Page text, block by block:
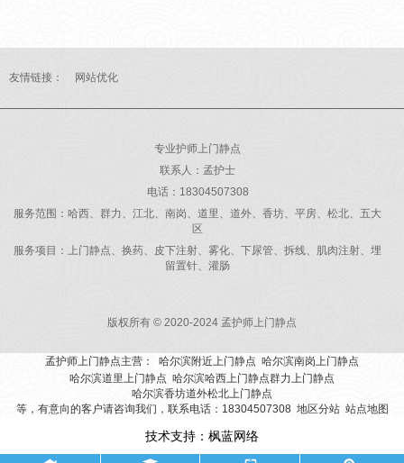
担。出汗较多时可适量补充
友情链接： 网站优化
专业护师上门静点
联系人：孟护士
电话：18304507308
服务范围：哈西、群力、江北、南岗、道里、道外、香坊、平房、松北、五大
区
服务项目：上门静点、换药、皮下注射、雾化、下尿管、拆线、肌肉注射、埋
留置针、灌肠
版权所有 © 2020-2024 孟护师上门静点
孟护师上门静点主营： 哈尔滨附近上门静点 哈尔滨南岗上门静点
哈尔滨道里上门静点 哈尔滨哈西上门静点群力上门静点
哈尔滨香坊道外松北上门静点
等，有意向的客户请咨询我们，联系电话：18304507308 地区分站 站点地图
技术支持： 枫蓝网络